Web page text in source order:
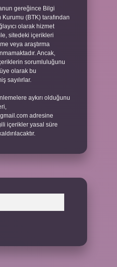
gereğince Bilgi
(BTK) tarafından
olarak hizmet
sitedeki içerikleri
veya araştırma
Ancak,
sorumluluğunu
olarak bu
sayılırlar.
aykırı olduğunu
adresine
içerikler yasal süre